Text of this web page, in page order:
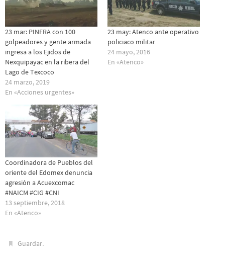
23 mar: PINFRA con 100
golpeadores y gente armada
ingresa a los Ejidos de
Nexquipayac en la ribera del
Lago de Texcoco
24 marzo, 2019
En «Acciones urgentes»
23 may: Atenco ante operativo
policiaco militar
24 mayo, 2016
En «Atenco»
Coordinadora de Pueblos del
oriente del Edomex denuncia
agresión a Acuexcomac
#NAICM #CIG #CNI
13 septiembre, 2018
En «Atenco»
Guardar.